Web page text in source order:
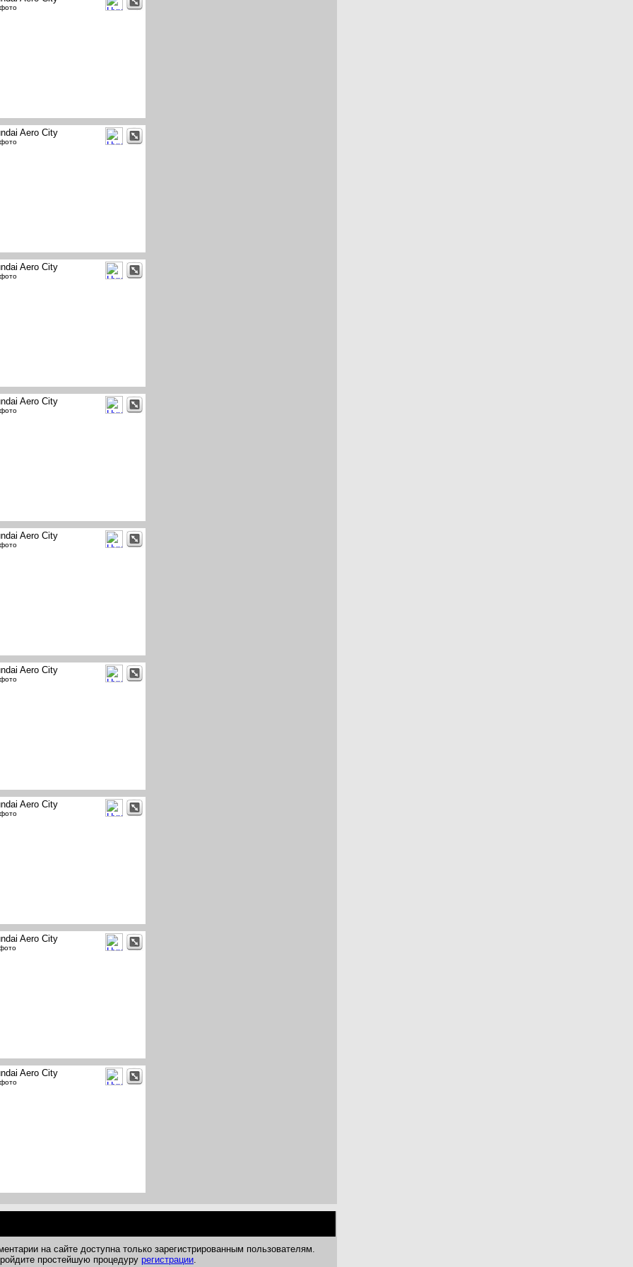
Aero City
Aero City
Aero City
Aero City
Aero City
Aero City
Aero City
Aero City
на сайте доступна только зарегистрированным пользователям.
простейшую процедуру регистрации.